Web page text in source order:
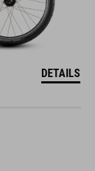
DETAILS